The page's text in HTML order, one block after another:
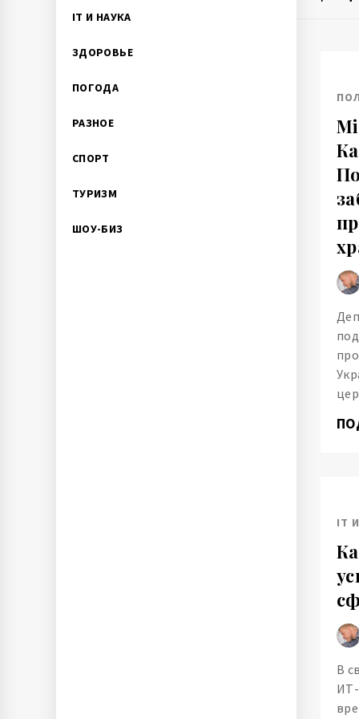
IT И НАУКА
ЗДОРОВЬЕ
ПОГОДА
РАЗНОЕ
СПОРТ
ТУРИЗМ
ШОУ-БИЗ
IT
В
ИТ-